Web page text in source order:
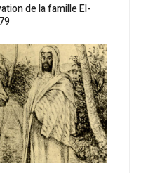
de la famille El-